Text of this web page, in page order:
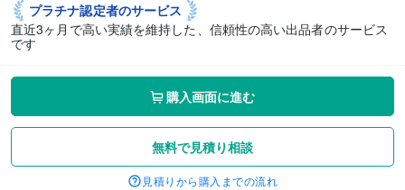
プラチナ認定者のサービス
直近3ヶ月で高い実績を維持した、信頼性の高い出品者のサービス
です
購入画面に進む
無料で見積り相談
見積りから購入までの流れ